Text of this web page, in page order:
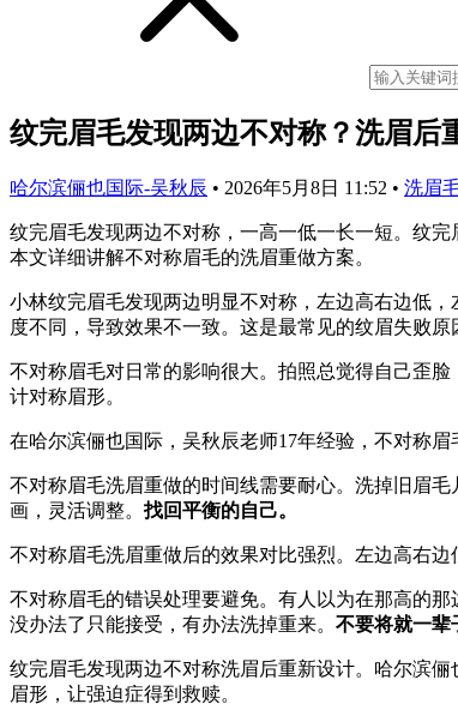
纹完眉毛发现两边不对称？洗眉后
哈尔滨俪也国际-吴秋辰 • 2026年5月8日 11:52 • 洗眉
纹完眉毛发现两边不对称，一高一低一长一短。纹
本文详细讲解不对称眉毛的洗眉重做方案。
小林纹完眉毛发现两边明显不对称，左边高右边低
度不同，导致效果不一致。这是最常见的纹眉失败原
不对称眉毛对日常的影响很大。拍照总觉得自己歪
计对称眉形。
在哈尔滨俪也国际，吴秋辰老师17年经验，不对称
不对称眉毛洗眉重做的时间线需要耐心。洗掉旧眉
画，灵活调整。 找回平衡的自己。
不对称眉毛洗眉重做后的效果对比强烈。左边高右
不对称眉毛的错误处理要避免。有人以为在那高的
没办法了只能接受，有办法洗掉重来。 不要将就一辈
纹完眉毛发现两边不对称洗眉后重新设计。哈尔滨
眉形，让强迫症得到救赎。